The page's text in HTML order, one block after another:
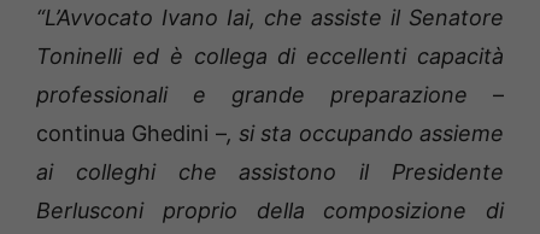
“L’Avvocato Ivano Iai, che assiste il Senatore
Toninelli ed è collega di eccellenti capacità
professionali e grande preparazione –
continua Ghedini –, si sta occupando assieme
ai colleghi che assistono il Presidente
Berlusconi proprio della composizione di